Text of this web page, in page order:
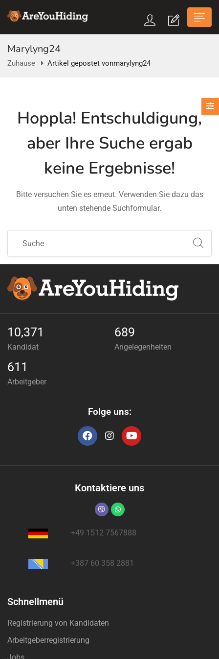
Marylyng24
Zuhause Artikel gepostet vonmarylyng24
Hoppla! Entschuldigung,
aber Ihre Suche ergab
keine Ergebnisse!
Bitte versuchen Sie es erneut. Verwenden Sie dazu das
unten stehende Suchformular.
10,371
Kandidat
689
Angelegenheiten
611
Arbeitgeber
Folge uns:
Kontaktiere uns
+49 1512 7567888
+387 60 358 2881
Schnellmenü
Registrierung von Kandidaten
Arbeitgeberregistrierung